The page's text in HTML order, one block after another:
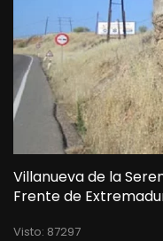
Villanueva de la
Frente de
Visto: 87297